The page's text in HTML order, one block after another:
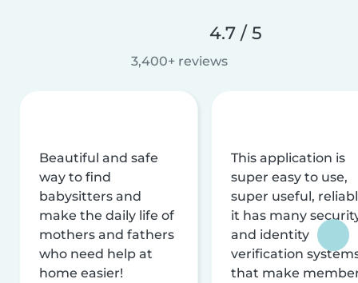
4.7 / 5
3,400+ reviews
Beautiful and safe
way to find
babysitters and
make the daily life of
mothers and fathers
who need help at
home easier!
This application is
super easy to use,
super useful,
it has many
and identity
verification
that make